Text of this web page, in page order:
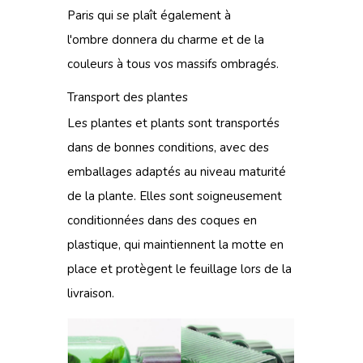
Paris qui se plaît également à
l'ombre donnera du charme et de la
couleurs à tous vos massifs ombragés.
Transport des plantes
Les plantes et plants sont transportés
dans de bonnes conditions, avec des
emballages adaptés au niveau maturité
de la plante. Elles sont soigneusement
conditionnées dans des coques en
plastique, qui maintiennent la motte en
place et protègent le feuillage lors de la
livraison.